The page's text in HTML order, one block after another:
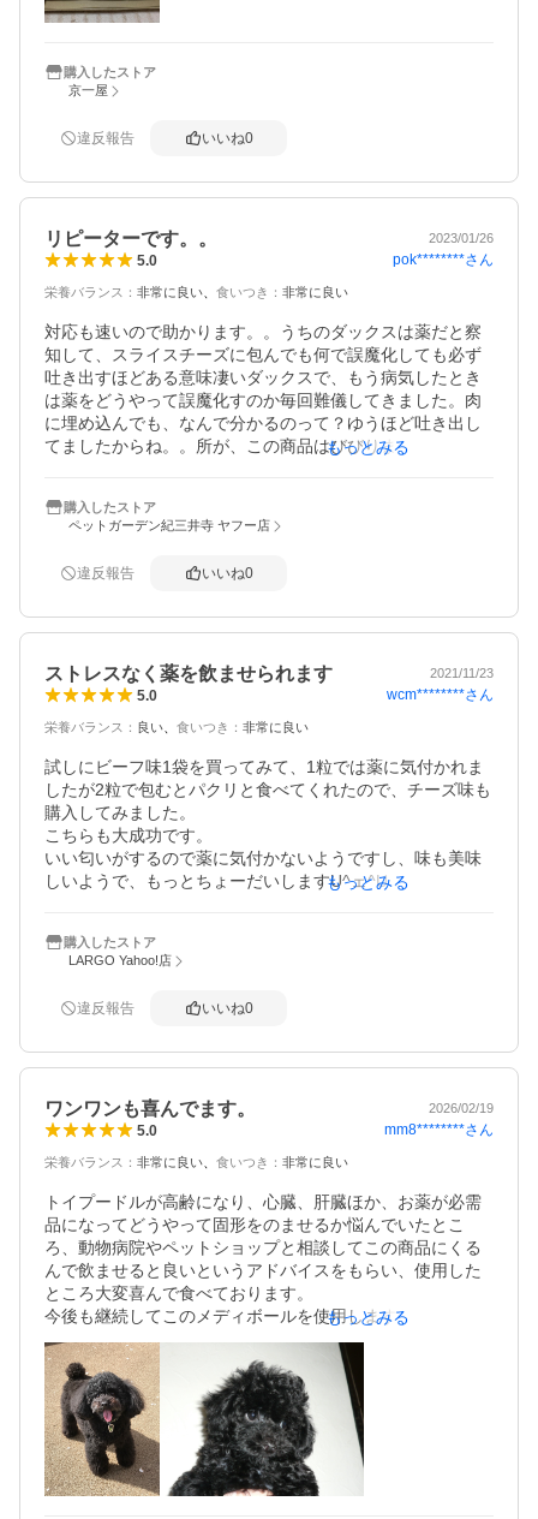
購入したストア
京一屋
違反報告 いいね0
リピーターです。。 2023/01/26
5.0 pok********さん
栄養バランス ： 非常に良い 食いつき ： 非常に良い
対応も速いので助かります。。うちのダックスは薬だと察
知して、スライスチーズに包んでも何で誤魔化しても必ず
吐き出すほどある意味凄いダックスで、もう病気したとき
は薬をどうやって誤魔化すのか毎回難儀してきました。肉
に埋め込んでも、なんで分かるのって？ゆうほど吐き出し
てましたからね。。所が、この商品はびびりましたわ。。
人を尊敬してます。。
もっとみる
購入したストア
ペットガーデン紀三井寺 ヤフー店
違反報告 いいね0
ストレスなく薬を飲ませられます 2021/11/23
5.0 wcm********さん
栄養バランス ： 良い 食いつき ： 非常に良い
試しにビーフ味1袋を買ってみて、1粒では薬に気付かれま
したが2粒で包むとパクリと食べてくれたので、チーズ味も
購入してみました。
こちらも大成功です。
いい匂いがするので薬に気付かないようですし、味も美味
しいようで、もっとちょーだいしますU^ェ^U
方なく無理矢理飲ませると吐いてしまってかわいそうな思
いをしていたのですが、メディボールならお互いにストレ
もっとみる
購入したストア
LARGO Yahoo!店
違反報告 いいね0
ワンワンも喜んでます。 2026/02/19
5.0 mm8********さん
栄養バランス ： 非常に良い 食いつき ： 非常に良い
トイプードルが高齢になり、心臓、肝臓ほか、お薬が必需
品になってどうやって固形をのませるか悩んでいたとこ
ろ、動物病院やペットショップと相談してこの商品にくる
んで飲ませると良いというアドバイスをもらい、使用した
ところ大変喜んで食べております。
今後も継続してこのメディボールを使用します。大変良い
商品ですが、価格が高いので検討していた時にこのショッ
プを知り購入させていただきました。良いお店に出会いあ
りがとうございました。
もっとみる